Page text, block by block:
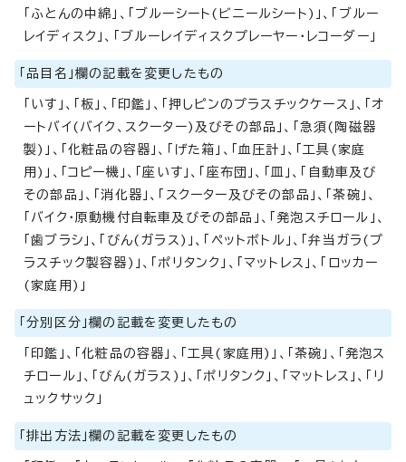
「ふとんの中綿」、「ブルーシート(ビニールシート)」、「ブルー
レイディスク」、「ブルーレイディスクプレーヤー・レコーダー」
「品目名」欄の記載を変更したもの
「いす」、「板」、「印鑑」、「押しピンのプラスチックケース」、「オ
ートバイ(バイク、スクーター)及びその部品」、「急須(陶磁器
製)」、「化粧品の容器」、「げた箱」、「血圧計」、「工具(家庭
用)」、「コピー機」、「座いす」、「座布団」、「皿」、「自動車及び
その部品」、「消化器」、「スクーター及びその部品」、「茶碗」、
「バイク・原動機付自転車及びその部品」、「発泡スチロール」、
「歯ブラシ」、「びん(ガラス)」、「ペットボトル」、「弁当ガラ(プ
ラスチック製容器)」、「ポリタンク」、「マットレス」、「ロッカー
(家庭用)」
「分別区分」欄の記載を変更したもの
「印鑑」、「化粧品の容器」、「工具(家庭用)」、「茶碗」、「発泡ス
チロール」、「びん(ガラス)」、「ポリタンク」、「マットレス」、「リ
ュックサック」
「排出方法」欄の記載を変更したもの